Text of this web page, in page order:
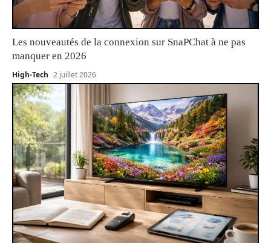
Les nouveautés de la connexion sur SnaPChat à ne pas
manquer en 2026
High-Tech 2 juillet 2026